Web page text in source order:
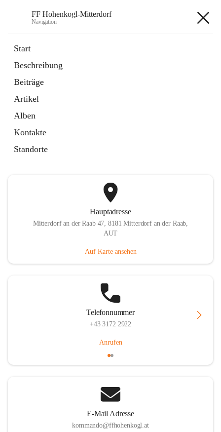
FF Hohenkogl-Mitterdorf
Navigation
Start
Beschreibung
Beiträge
Artikel
Alben
Kontakte
Standorte
Artikel
in
Tab
LLZ Einsatzübersicht
öffnet
in
neuem
Tab
Hauptadresse
Mitterdorf an der Raab 47, 8181 Mitterdorf an der Raab,
AUT
Auf Karte ansehen
Telefonnummer
+43 3172 2922
Anrufen
E-Mail Adresse
kommando@ffhohenkogl.at